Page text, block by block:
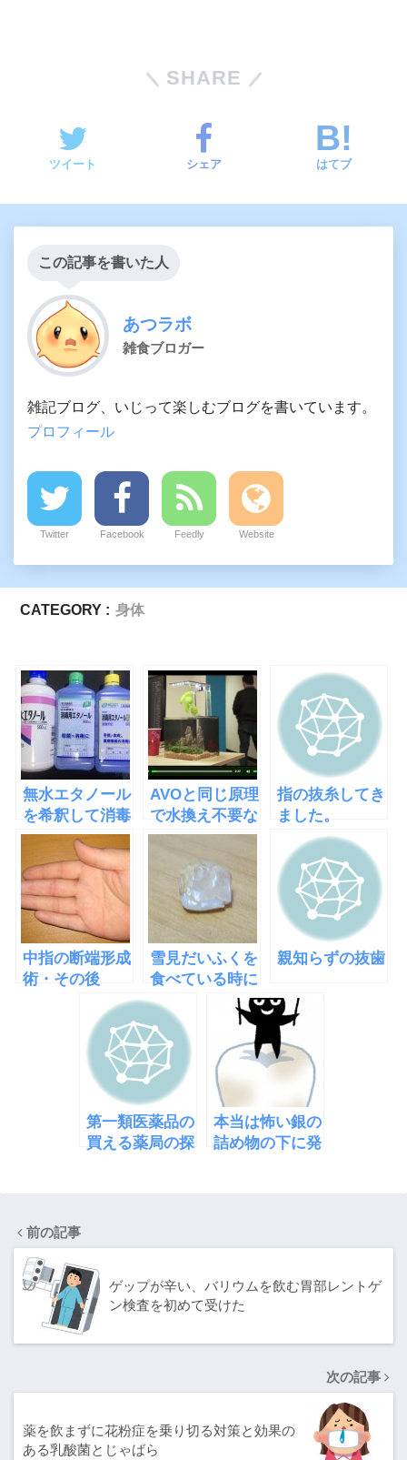
SHARE
ツイート シェア はてブ
この記事を書いた人
あつラボ
雑食ブロガー
雑記ブログ、いじって楽しむブログを書いています。
プロフィール
Twitter Facebook Feedly Website
CATEGORY : 身体
無水エタノール
を希釈して消毒
でつかう方法
AVOと同じ原理
で水換え不要な
水槽
「EcoQube
指の抜糸してき
ました。
中指の断端形成
術・その後
雪見だいふくを
食べている時に
歯が折れた
親知らずの抜歯
第一類医薬品の
買える薬局の探
本当は怖い銀の
詰め物の下に発
前の記事
ゲップが辛い、バリウムを飲む胃部レントゲ
ン検査を初めて受けた
次の記事
薬を飲まずに花粉症を乗り切る対策と効果の
ある乳酸菌とじゃばら